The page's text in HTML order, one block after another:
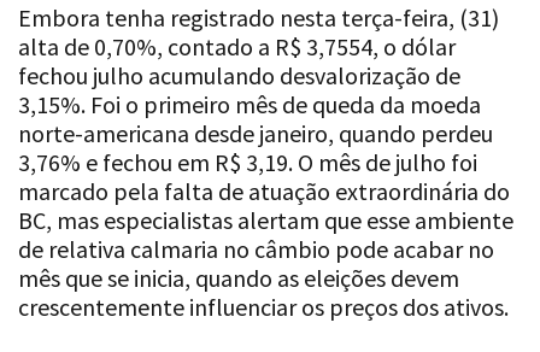
Embora tenha registrado nesta terça-feira, (31)
alta de 0,70%, contado a R$ 3,7554, o dólar
fechou julho acumulando desvalorização de
3,15%. Foi o primeiro mês de queda da moeda
norte-americana desde janeiro, quando perdeu
3,76% e fechou em R$ 3,19. O mês de julho foi
marcado pela falta de atuação extraordinária do
BC, mas especialistas alertam que esse ambiente
de relativa calmaria no câmbio pode acabar no
mês que se inicia, quando as eleições devem
crescentemente influenciar os preços dos ativos.